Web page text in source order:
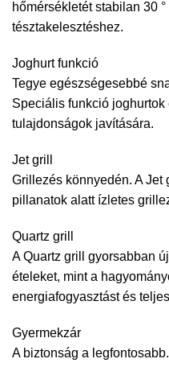
hőmérsékletét stabilan 30
tésztakelesztéshez.
Joghurt funkció
Tegye egészségesebbé
Speciális funkció
tulajdonságok javítására.
Jet grill
Grillezés könnyedén. A Jet
pillanatok alatt ízletes
Quartz grill
A Quartz grill gyorsabban
ételeket, mint a
energiafogyasztást és
Gyermekzár
A biztonság a